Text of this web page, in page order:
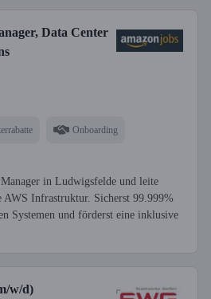
Data Center
Onboarding
in Ludwigsfelde und leite
AWS Infrastruktur. Sicherst 99.999%
Systemen und förderst eine inklusive
w/d)